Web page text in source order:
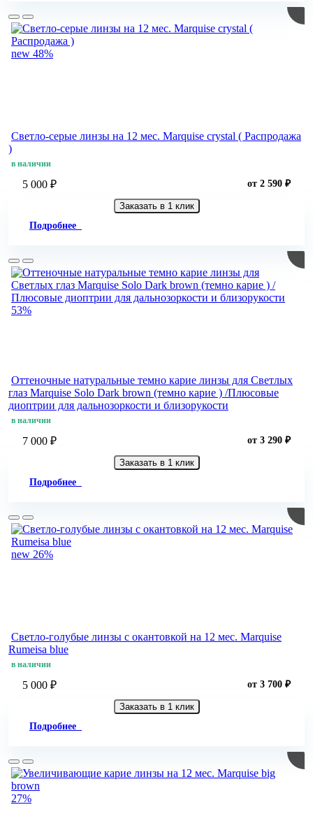
new 48%
Светло-серые линзы на 12 мес. Marquise crystal ( Распродажа
)
в наличии
5 000 ₽ от 2 590 ₽
Заказать в 1 клик
Подробнее
53%
Оттеночные натуральные темно карие линзы для Светлых
глаз Marquise Solo Dark brown (темно карие ) /Плюсовые
диоптрии для дальнозоркости и близорукости
в наличии
7 000 ₽ от 3 290 ₽
Заказать в 1 клик
Подробнее
new 26%
Светло-голубые линзы c окантовкой на 12 мес. Marquise
Rumeisa blue
в наличии
5 000 ₽ от 3 700 ₽
Заказать в 1 клик
Подробнее
27%